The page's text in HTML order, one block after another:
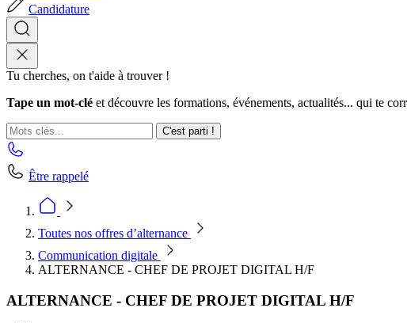
Candidature
Tu cherches, on t'aide à trouver !
Tape un mot-clé et découvre les formations, événements, actualités... qui te
C'est parti !
Être rappelé
Toutes nos offres d’alternance
Communication digitale
ALTERNANCE - CHEF DE PROJET DIGITAL H/F
ALTERNANCE - CHEF DE PROJET DIGITAL H/F